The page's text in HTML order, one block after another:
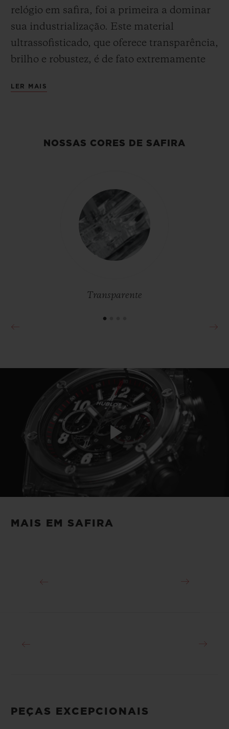
relógio em safira, foi a primeira a dominar
sua industrialização. Este material
ultrassofisticado, que oferece transparência,
brilho e robustez, é de fato extremamente
como produzir safiras de tamanho grande,
e químicos da Hublot desenvolveram uma
safira após fazer um investimento
significativo, a Manufatura pode produzir
anualmente centenas de relógios em safira
e criar regularmente novas cores – preto,
amarelo, azul ou até rosa – enquanto
LER MAIS
NOSSAS CORES DE SAFIRA
Transparente
Play
MAIS EM SAFIRA
PEÇAS EXCEPCIONAIS